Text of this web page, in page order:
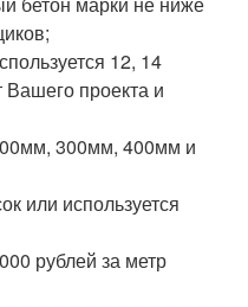
12, 14
Вашего проекта и
300мм, 400мм и
или используется
рублей за метр